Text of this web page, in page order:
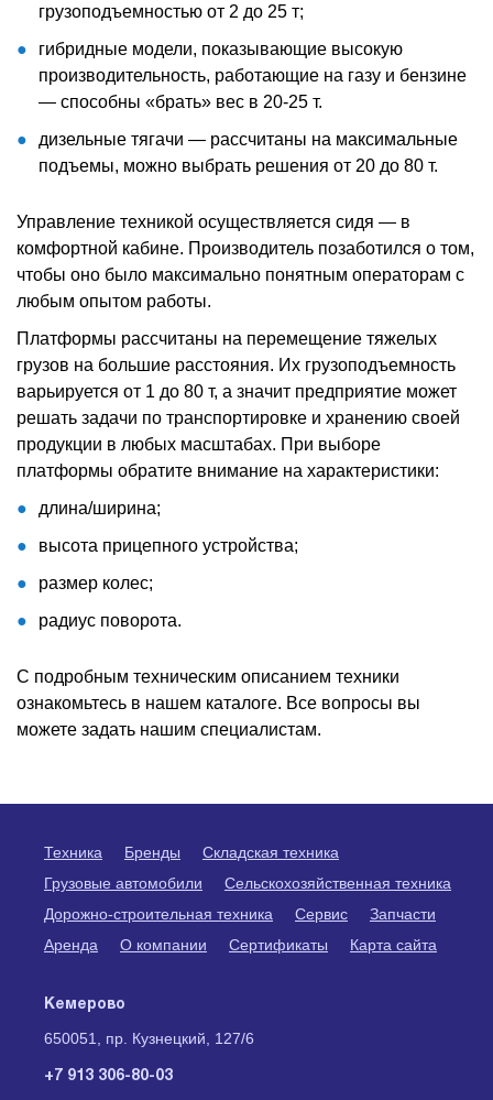
грузоподъемностью от 2 до 25 т;
гибридные модели, показывающие высокую
производительность, работающие на газу и бензине
— способны «брать» вес в 20-25 т.
дизельные тягачи — рассчитаны на максимальные
подъемы, можно выбрать решения от 20 до 80 т.
Управление техникой осуществляется сидя — в
комфортной кабине. Производитель позаботился о том,
чтобы оно было максимально понятным операторам с
любым опытом работы.
Платформы рассчитаны на перемещение тяжелых
грузов на большие расстояния. Их грузоподъемность
варьируется от 1 до 80 т, а значит предприятие может
решать задачи по транспортировке и хранению своей
продукции в любых масштабах. При выборе
платформы обратите внимание на характеристики:
длина/ширина;
высота прицепного устройства;
размер колес;
радиус поворота.
С подробным техническим описанием техники
ознакомьтесь в нашем каталоге. Все вопросы вы
можете задать нашим специалистам.
Техника Бренды
Складская техника
Грузовые автомобили
Сельскохозяйственная техника
Дорожно-строительная техника
Сервис
Запчасти
Аренда
О компании Сертификаты Карта сайта
Кемерово
650051, пр. Кузнецкий, 127/6
+7 913 306-80-03